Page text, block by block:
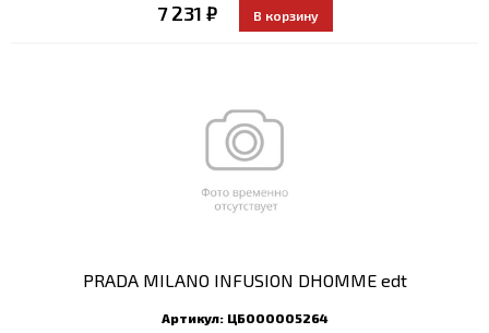
7 231 ₽
PRADA MILANO INFUSION DHOMME edt
Артикул: ЦБ000005264